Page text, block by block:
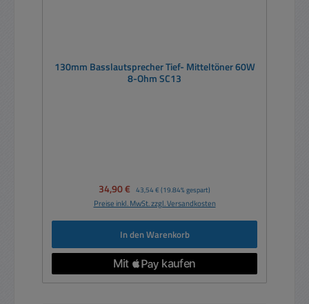
130mm Basslautsprecher Tief- Mitteltöner 60W
8-Ohm SC13
Verkaufspreis:
34,90 € Regulärer Preis:
43,54 € (19.84% gespart)
Preise inkl. MwSt. zzgl. Versandkosten
In den Warenkorb